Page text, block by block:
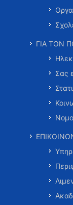
ΓΙΑ ΤΟΝ
Σας